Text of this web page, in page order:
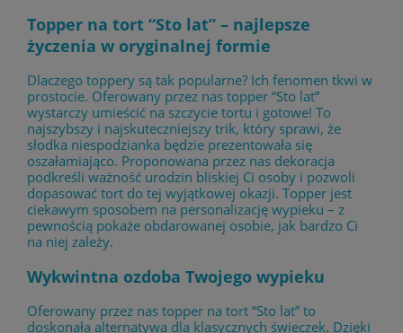
Topper na tort “Sto lat” – najlepsze
życzenia w oryginalnej formie
Dlaczego toppery są tak popularne? Ich fenomen tkwi w
prostocie. Oferowany przez nas topper “Sto lat”
wystarczy umieścić na szczycie tortu i gotowe! To
najszybszy i najskuteczniejszy trik, który sprawi, że
słodka niespodzianka będzie prezentowała się
oszałamiająco. Proponowana przez nas dekoracja
podkreśli ważność urodzin bliskiej Ci osoby i pozwoli
dopasować tort do tej wyjątkowej okazji. Topper jest
ciekawym sposobem na personalizację wypieku – z
pewnością pokaże obdarowanej osobie, jak bardzo Ci
na niej zależy.
Wykwintna ozdoba Twojego wypieku
Oferowany przez nas topper na tort “Sto lat” to
doskonała alternatywa dla klasycznych świeczek. Dzięki